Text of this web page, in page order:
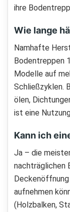
ihre
Wie lange
Namhafte
Bodentreppen
Modelle auf
Schließzyklen.
ölen,
ist eine
Kann ich
Ja – die
nachträglichen
aufnehmen
(Holzbalken,